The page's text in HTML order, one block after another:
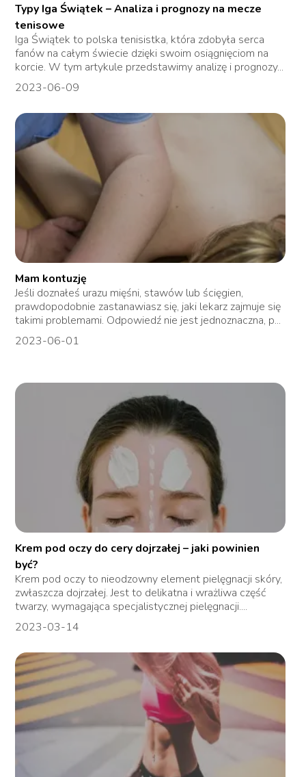
Typy Iga Świątek – Analiza i prognozy na mecze
tenisowe
Iga Świątek to polska tenisistka, która zdobyła serca
fanów na całym świecie dzięki swoim osiągnięciom na
korcie. W tym artykule przedstawimy analizę i prognozy...
2023-06-09
Mam kontuzję
Jeśli doznałeś urazu mięśni, stawów lub ścięgien,
prawdopodobnie zastanawiasz się, jaki lekarz zajmuje się
takimi problemami. Odpowiedź nie jest jednoznaczna, p...
2023-06-01
Krem pod oczy do cery dojrzałej – jaki powinien
być?
Krem pod oczy to nieodzowny element pielęgnacji skóry,
zwłaszcza dojrzałej. Jest to delikatna i wrażliwa część
twarzy, wymagająca specjalistycznej pielęgnacji....
2023-03-14